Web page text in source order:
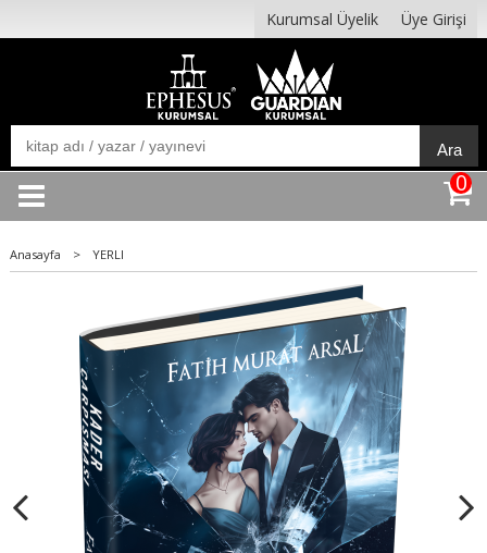
Kurumsal Üyelik Üye Girişi
Ara
0
Anasayfa > YERLI